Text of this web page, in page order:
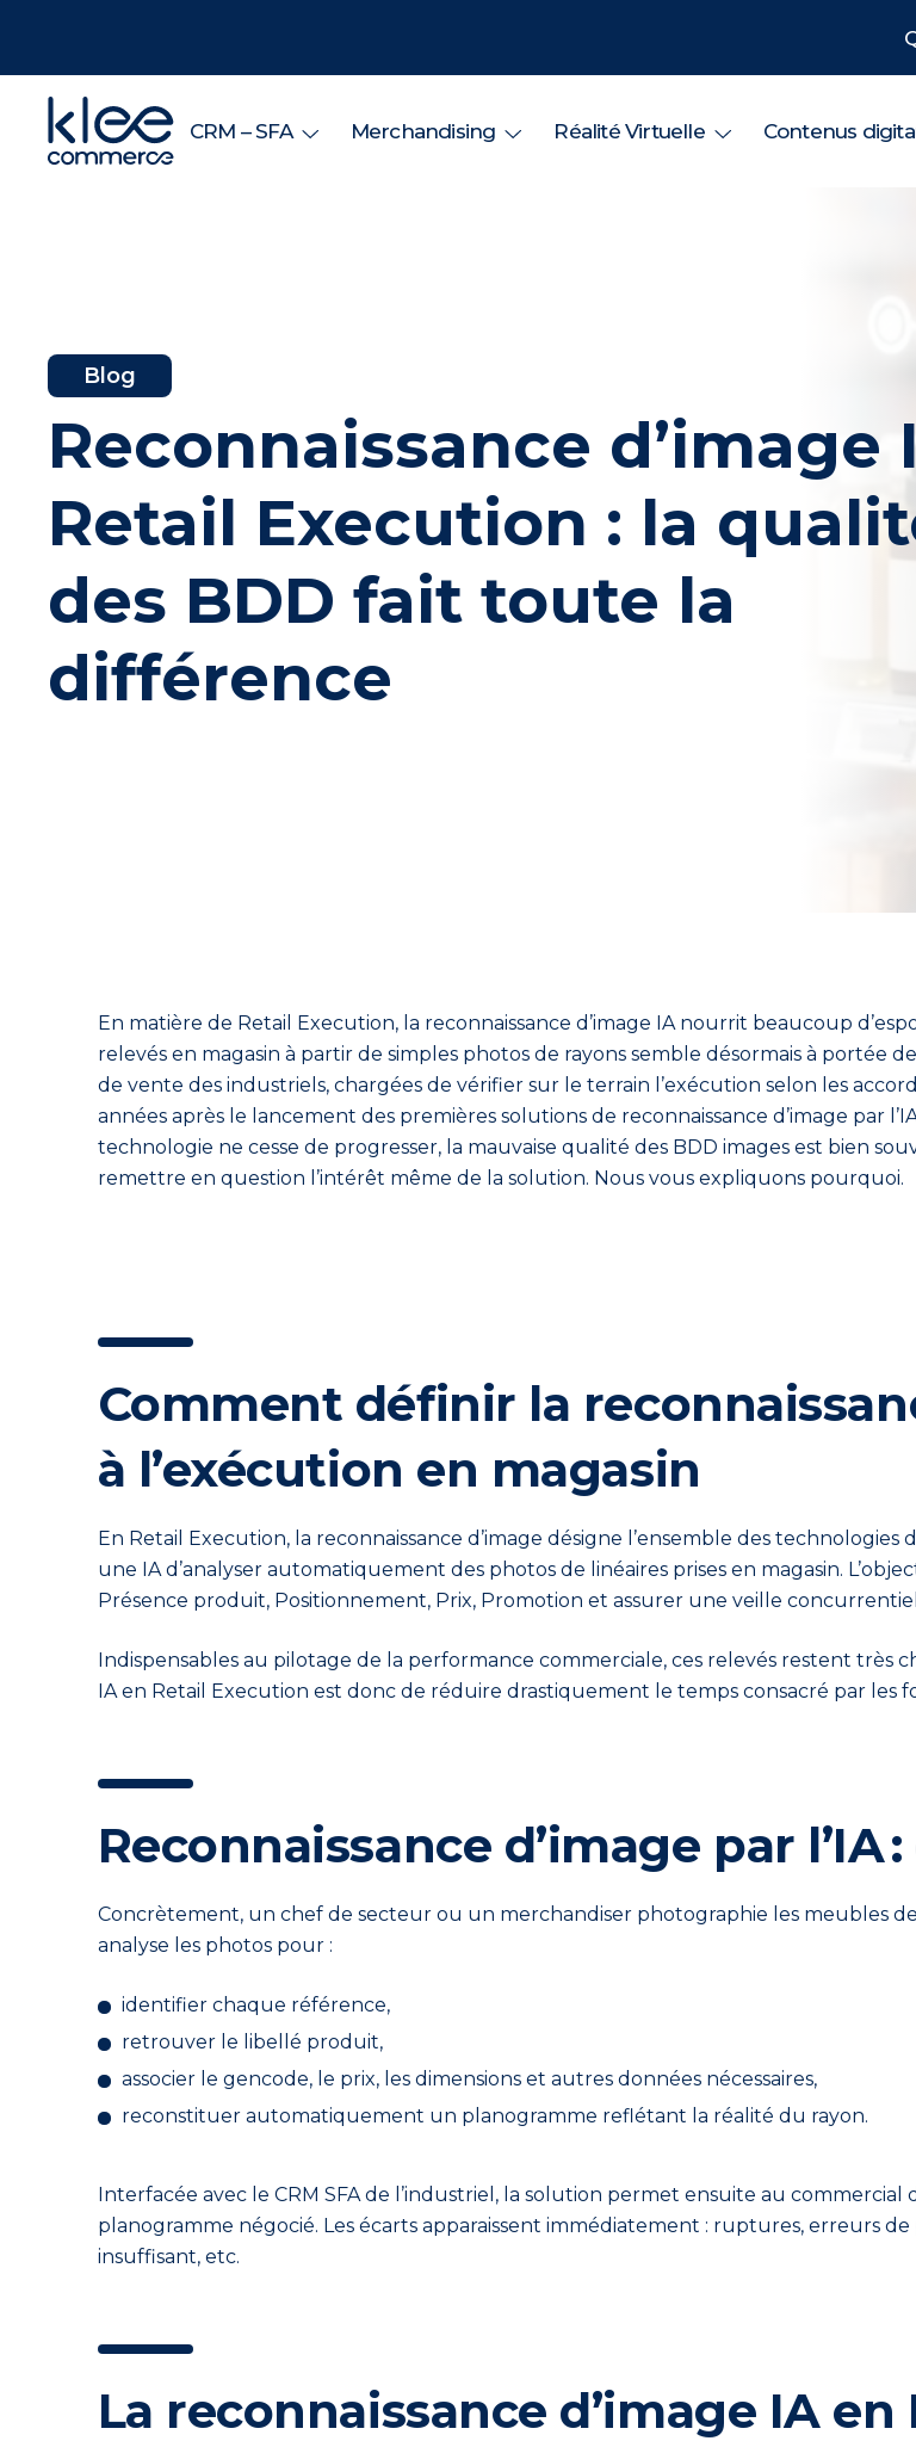
CRM – SFA Merchandising Réalité Virtuelle Contenus
Blog
Reconnaissance d’image
Retail Execution : la
des BDD fait toute la
différence
En matière de Retail Execution, la reconnaissance d’image IA nourrit beaucoup
relevés en magasin à partir de simples photos de rayons semble désormais à portée de
de vente des industriels, chargées de vérifier sur le terrain l’exécution selon les
années après le lancement des premières solutions de reconnaissance d’image par
technologie ne cesse de progresser, la mauvaise qualité des BDD images est bien
remettre en question l’intérêt même de la solution. Nous vous expliquons pourquoi.
Comment définir la
à l’exécution en magasin
En Retail Execution, la reconnaissance d’image désigne l’ensemble des
une IA d’analyser automatiquement des photos de linéaires prises en magasin.
Présence produit, Positionnement, Prix, Promotion et assurer une veille
Indispensables au pilotage de la performance commerciale, ces relevés restent très
IA en Retail Execution est donc de réduire drastiquement le temps consacré par les
Reconnaissance d’image par
Concrètement, un chef de secteur ou un merchandiser photographie les meubles de
analyse les photos pour :
identifier chaque référence,
retrouver le libellé produit,
associer le gencode, le prix, les dimensions et autres données nécessaires,
reconstituer automatiquement un planogramme reflétant la réalité du rayon.
Interfacée avec le CRM SFA de l’industriel, la solution permet ensuite au
planogramme négocié. Les écarts apparaissent immédiatement : ruptures, erreurs
insuffisant, etc.
La reconnaissance d’image IA